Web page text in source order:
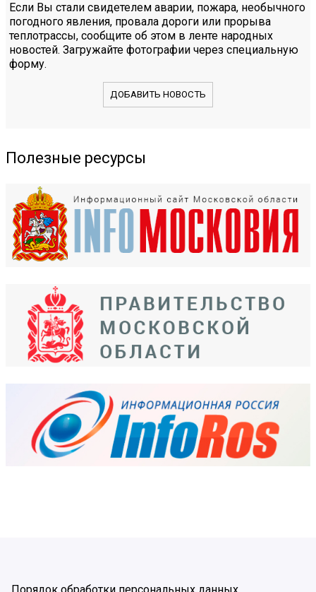
Если Вы стали свидетелем аварии, пожара, необычного
погодного явления, провала дороги или прорыва
теплотрассы, сообщите об этом в ленте народных
новостей. Загружайте фотографии через специальную
форму.
ДОБАВИТЬ НОВОСТЬ
Полезные ресурсы